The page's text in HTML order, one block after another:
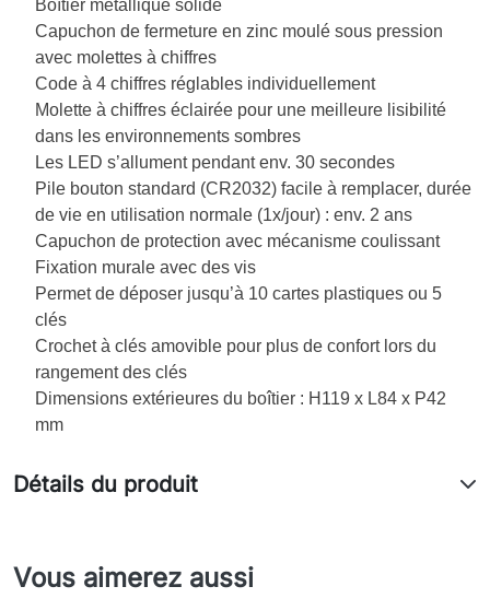
Boîtier métallique solide
Capuchon de fermeture en zinc moulé sous pression
avec molettes à chiffres
Code à 4 chiffres réglables individuellement
Molette à chiffres éclairée pour une meilleure lisibilité
dans les environnements sombres
Les LED s’allument pendant env. 30 secondes
Pile bouton standard (CR2032) facile à remplacer, durée
de vie en utilisation normale (1x/jour) : env. 2 ans
Capuchon de protection avec mécanisme coulissant
Fixation murale avec des vis
Permet de déposer jusqu’à 10 cartes plastiques ou 5
clés
Crochet à clés amovible pour plus de confort lors du
rangement des clés
Dimensions extérieures du boîtier : H119 x L84 x P42
mm
Détails du produit
Vous aimerez aussi